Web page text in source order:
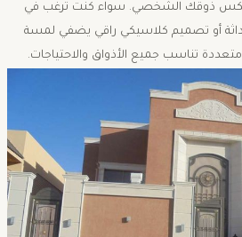
يعكس ذوقك الشخصي. سواء كنت ترغب في
أو تصميم كلاسيكي راقي يضفي لمسة
متعددة تناسب جميع الأذواق والاحتياجات.